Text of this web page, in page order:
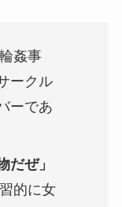
姦事
ークル
ーであ
だぜ」
的に女